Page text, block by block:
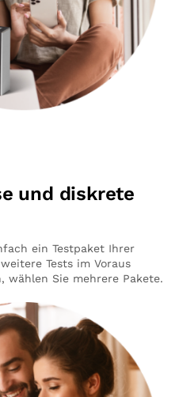
und diskrete
ein Testpaket Ihrer
Tests im Voraus
wählen Sie mehrere Pakete.